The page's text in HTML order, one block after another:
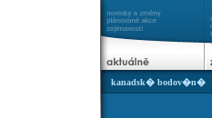
kanadsk� bodov�n�